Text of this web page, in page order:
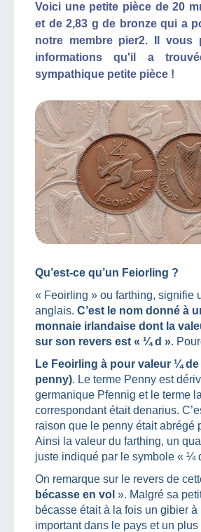
Voici une petite pièce de 20
et de 2,83 g de bronze qui a
notre membre pier2. Il vous
informations qu'il a
sympathique petite pièce !
Qu’est-ce qu’un Feiorling ?
« Feoirling » ou farthing, signifie
anglais. C’est le nom donné à
monnaie irlandaise dont la
sur son revers est « ¼ d ».
Le Feoirling à pour valeur ¼
penny). Le terme Penny est
germanique Pfennig et le terme
correspondant était denarius.
raison que le penny était abrégé
Ainsi la valeur du farthing, un
juste indiqué par le symbole « ¼
On remarque sur le revers de
bécasse en vol ». Malgré sa
bécasse était à la fois un gibier à
important dans le pays et un